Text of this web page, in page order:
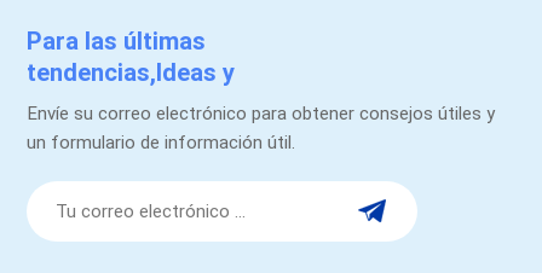
Para las últimas
tendencias,Ideas y
promociones.
Envíe su correo electrónico para obtener consejos útiles y
un formulario de información útil.